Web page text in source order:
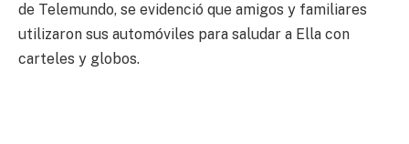
de Telemundo, se evidenció que amigos y familiares
utilizaron sus automóviles para saludar a Ella con
carteles y globos.